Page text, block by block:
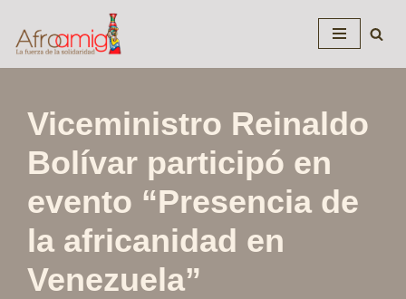
Saltar
al
Viceministro Reinaldo
Bolívar participó en
evento “Presencia de
la africanidad en
Venezuela”